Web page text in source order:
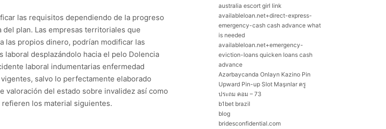
las requisitos dependiendo de la progreso
plan. Las empresas territoriales que
las propios dinero, podrían modificar las
desplazándolo hacia el pelo Dolencia
laboral indumentarias enfermedad
salvo lo perfectamente elaborado
valoración del estado sobre invalidez así­ como
los material siguientes.
australia escort girl link
availableloan.net+direct-express-
emergency-cash cash advance what
is needed
availableloan.net+emergency-
eviction-loans quicken loans cash
advance
Azərbaycanda Onlayn Kazino Pin
Upward Pin-up Slot Maşınlar ครู
ประถม คอม – 73
b1bet brazil
blog
bridesconfidential.com